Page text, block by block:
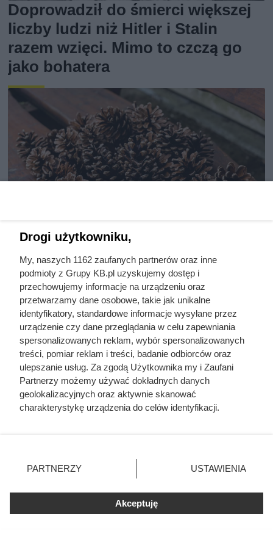
Doprowadził do śmierci większej
liczby ludzi niż Hitler i Stalin
razem wzięci. Mimo to czczą go
jako bohatera
Szyszki mają zaskakujące
zastosowanie. Ogrodnicy dobrze
o tym wiedzą
Dziennikarze ujawnili
Drogi użytkowniku,
My, naszych 1162 zaufanych partnerów oraz inne
podmioty z Grupy KB.pl uzyskujemy dostęp i
przechowujemy informacje na urządzeniu oraz
przetwarzamy dane osobowe, takie jak unikalne
identyfikatory, standardowe informacje wysyłane przez
urządzenie czy dane przeglądania w celu zapewniania
spersonalizowanych reklam, wybór spersonalizowanych
treści, pomiar reklam i treści, badanie odbiorców oraz
ulepszanie usług. Za zgodą Użytkownika my i Zaufani
Partnerzy możemy używać dokładnych danych
geolokalizacyjnych oraz aktywnie skanować
charakterystykę urządzenia do celów identyfikacji.
zmienić/wycofać klikając przycisk ustawień prywatności
znajdujący się w lewym dolnym rogu strony. Niektóre
użytkownika, ale masz prawo sprzeciwić się takiemu
przetwarzaniu. Preferencje będą miały zastosowania tylko
PARTNERZY USTAWIENIA
Akceptuję